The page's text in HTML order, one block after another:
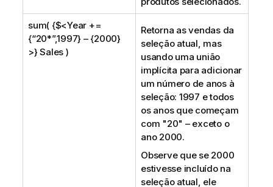
sum( {$<Year +=
{“20*”,1997} – {2000}
>} Sales )
Retorna as vendas da
seleção atual, mas
usando uma união
implícita para adicionar
um número de anos à
seleção: 1997 e todos
os anos que começam
com "20" – exceto o
ano 2000.
Observe que se 2000
estivesse incluído na
seleção atual, ele